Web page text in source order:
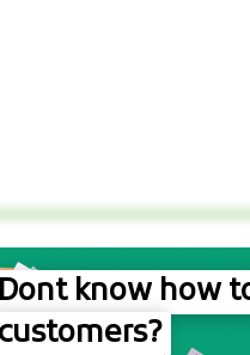
Dont know how
customers?